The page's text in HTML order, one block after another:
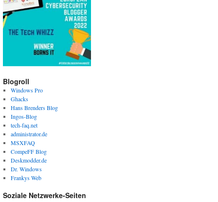
Blogroll
Windows Pro
Ghacks
Hans Brenders Blog
Ingos-Blog
tech-faq.net
administrator.de
MSXFAQ
CompeFF Blog
Deskmodder.de
Dr. Windows
Frankys Web
Soziale Netzwerke-Seiten